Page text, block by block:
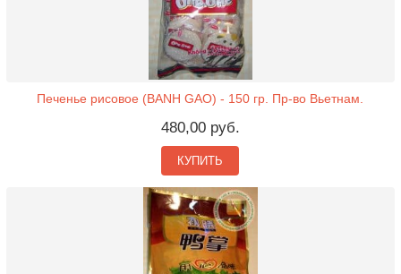
Печенье рисовое (BANH GAO) - 150 гр. Пр-во Вьетнам.
480,00 руб.
КУПИТЬ